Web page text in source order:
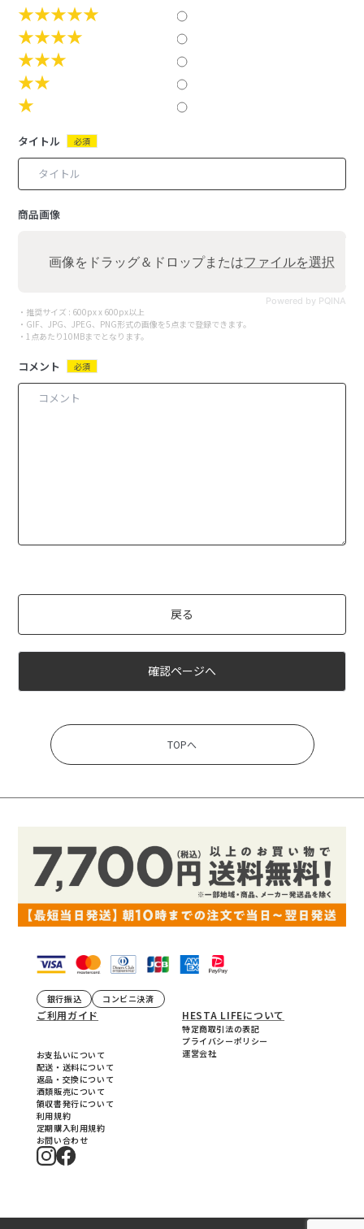
★★★★★
★★★★
★★★
★★
★
タイトル 必須
商品画像
Powered by PQINA
画像をドラッグ＆ドロップまたはファイルを選択
・推奨サイズ : 600px x 600px以上
・GIF、JPG、JPEG、PNG形式の画像を5点まで登録できます。
・1点あたり10MBまでとなります。
コメント 必須
戻る
確認ページへ
TOPへ
銀行振込 コンビニ決済
ご利用ガイド
お支払いについて
配送・送料について
返品・交換について
酒類販売について
領収書発行について
利用規約
定期購入利用規約
お問い合わせ
HESTA LIFEについて
特定商取引法の表記
プライバシーポリシー
運営会社